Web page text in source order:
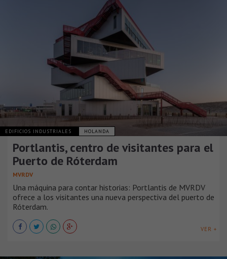
EDIFICIOS INDUSTRIALES HOLANDA
Portlantis, centro de visitantes para el
Puerto de Róterdam
MVRDV
Una máquina para contar historias: Portlantis de MVRDV
ofrece a los visitantes una nueva perspectiva del puerto de
Róterdam.
VER +